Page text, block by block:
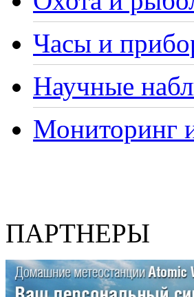
Часы и
Научные
Мониторинг и
ПАРТНЕРЫ